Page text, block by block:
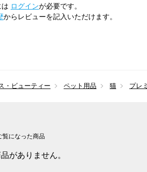
ログインが必要です。
からレビューを記入いただけます。
・ビューティー ペット用品 猫 プレ
覧になった商品
がありません。